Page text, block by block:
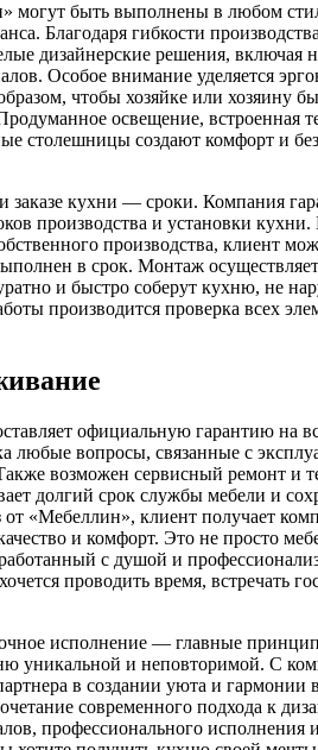
могут быть выполнены в любом
Благодаря гибкости
дизайнерские решения, включая
Особое внимание уделяется
чтобы хозяйке или хозяину
освещение, встроенная
столешницы создают комфорт и
кухни — сроки. Компания
производства и установки кухни.
производства, клиент
в срок. Монтаж
и быстро соберут кухню, не
производится проверка всех
официальную гарантию на
любые вопросы, связанные с
возможен сервисный ремонт и
долгий срок службы мебели и
«Мебеллин», клиент получает
и комфорт. Это не просто
с душой и
проводить время, встречать
исполнение — главные
уникальной и неповторимой. С
в создании уюта и
современного подхода к
профессионального исполнения